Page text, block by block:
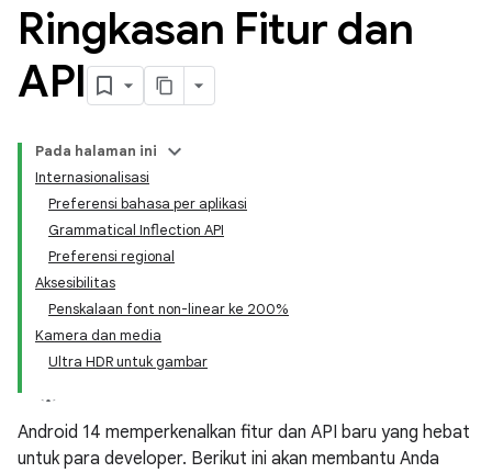
Ringkasan Fitur dan
API
Pada halaman ini
Internasionalisasi
Preferensi bahasa per aplikasi
Grammatical Inflection API
Preferensi regional
Aksesibilitas
Penskalaan font non-linear ke 200%
Kamera dan media
Ultra HDR untuk gambar
Android 14 memperkenalkan fitur dan API baru yang hebat
untuk para developer. Berikut ini akan membantu Anda